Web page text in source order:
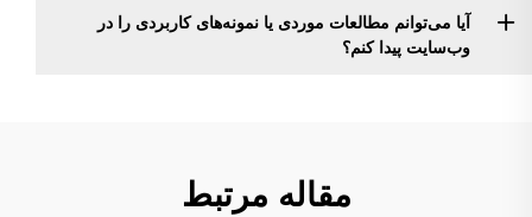
آیا می‌توانم مطالعات موردی یا نمونه‌های کاربردی را در
وب‌سایت پیدا کنم؟
مقاله مرتبط